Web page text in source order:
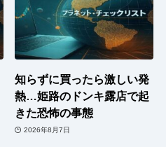
知らずに買ったら激しい発
熱…姫路のドンキ露店で起
きた恐怖の事態
2026年8月7日